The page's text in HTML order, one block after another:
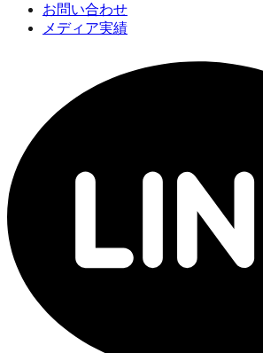
お問い合わせ
メディア実績